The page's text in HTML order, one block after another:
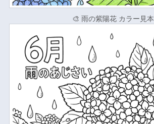
🎨 雨の紫陽花 カラー見本